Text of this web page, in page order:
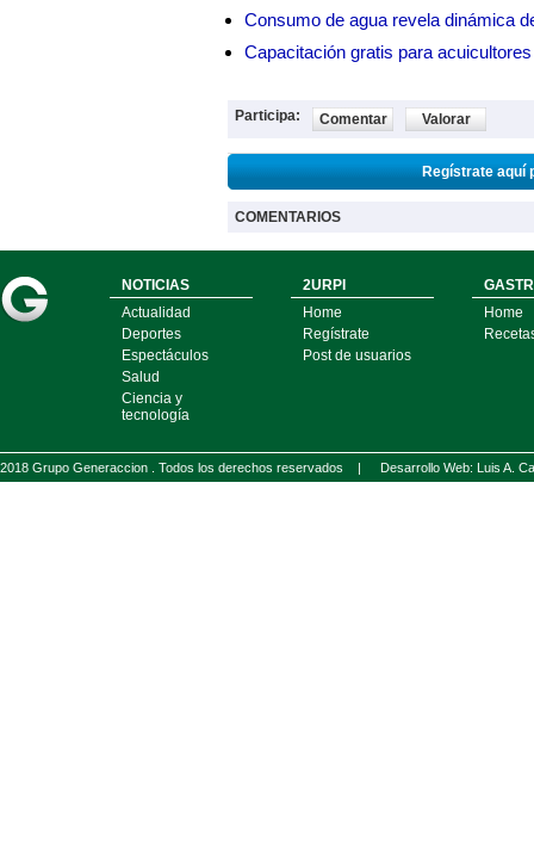
Consumo de agua revela dinámica
Capacitación gratis para
Participa: Comentar Valorar
Regístrate aquí
COMENTARIOS
NOTICIAS
Actualidad
Deportes
Espectáculos
Salud
Ciencia y
tecnología
2URPI
Home
Regístrate
Post de usuarios
Home
2018 Grupo Generaccion . Todos los derechos reservados | Desarrollo Web: Luis